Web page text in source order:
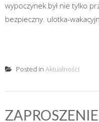
wypoczynek był nie tylko
bezpieczny. ulotka-
Posted in Aktualności